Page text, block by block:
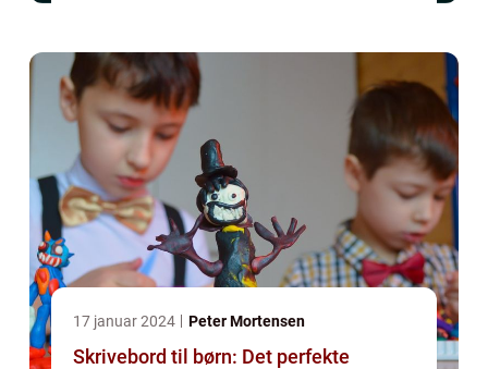
17 januar 2024 Peter Mortensen
Skrivebord til børn: Det perfekte